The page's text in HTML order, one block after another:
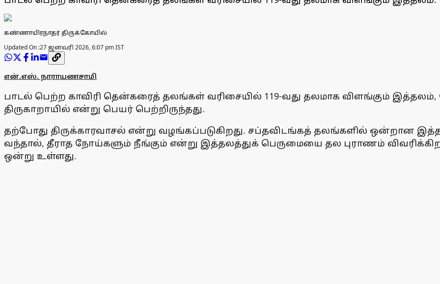
கண்ணாயிரநாதர் திருக்கோயில்
Updated On :27 ஜனவரி 2026, 6:07 pm IST
என்.எஸ். நாராயணசாமி
பாடல் பெற்ற காவிரி தென்கரைத் தலங்கள் வரிசையில் 119-வது தலமாக விளங்கும்
திருகாறாயில் என்று பெயர் பெற்றிருந்தது.
தற்போது திருக்காரவாசல் என்று வழங்கப்படுகிறது. சப்தவிடங்கத் தலங்களில் ஒன்றான
வந்தால், தீராத நோய்களும் நீங்கும் என்று இத்தலத்துக் பெருமையை தல புராணம்
ஒன்று உள்ளது.